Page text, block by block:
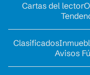
Cartas del lector
Clasificados
Avisos